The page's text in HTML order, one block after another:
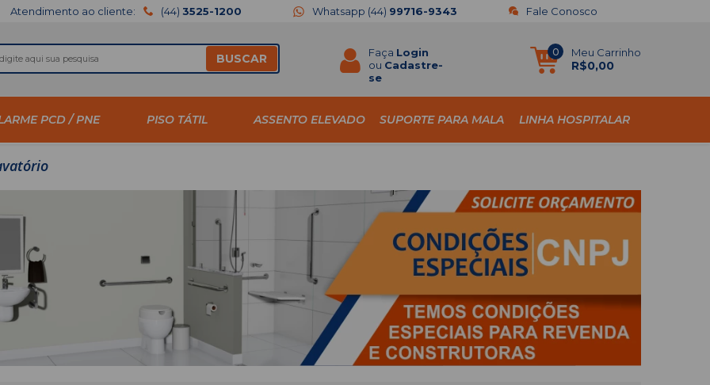
Atendimento ao cliente: (44) 3525-1200 Whatsapp (44) 99716-9343 Fale Conosco
BUSCAR Faça Login
ou Cadastre-
se
0 Meu Carrinho
R$0,00
PCD / PNE PISO TÁTIL ASSENTO ELEVADO SUPORTE PARA MALA LINHA HOSPITALAR